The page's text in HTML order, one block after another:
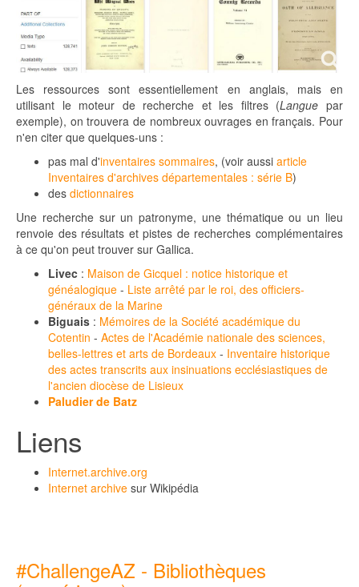
Les ressources sont essentiellement en anglais, mais en
utilisant le moteur de recherche et les filtres (Langue par
exemple), on trouvera de nombreux ouvrages en français. Pour
n'en citer que quelques-uns :
pas mal d'inventaires sommaires, (voir aussi article
Inventaires d'archives départementales : série B)
des dictionnaires
Une recherche sur un patronyme, une thématique ou un lieu
renvoie des résultats et pistes de recherches complémentaires
à ce qu'on peut trouver sur Gallica.
Livec : Maison de Gicquel : notice historique et
généalogique - Liste arrêté par le roi, des officiers-
généraux de la Marine
Biguais : Mémoires de la Société académique du
Cotentin - Actes de l'Académie nationale des sciences,
belles-lettres et arts de Bordeaux - Inventaire historique
des actes transcrits aux insinuations ecclésiastiques de
l'ancien diocèse de Lisieux
Paludier de Batz
Liens
Internet.archive.org
Internet archive sur Wikipédia
#ChallengeAZ - Bibliothèques